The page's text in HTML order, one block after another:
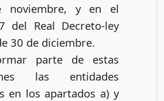
noviembre, y en el
del Real Decreto-ley
30 de diciembre.
parte de estas
las entidades
en los apartados a) y